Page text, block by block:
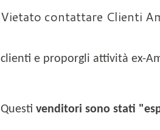
Vietato contattare Clienti
clienti e proporgli attività ex-
Questi venditori sono stati